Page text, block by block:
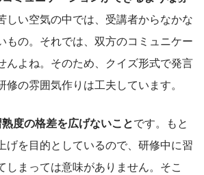
しい空気の中では、受講者からなかな
もの。それでは、双方のコミュニケー
んよね。そのため、クイズ形式で発言
修の雰囲気作りは工夫しています。
度の格差を広げないことです。もと
げを目的としているので、研修中に習
しまっては意味がありません。そこ